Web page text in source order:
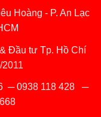
Hoàng - P. An Lạc
Đầu tư Tp. Hồ Chí
2011
─0938 118 428─